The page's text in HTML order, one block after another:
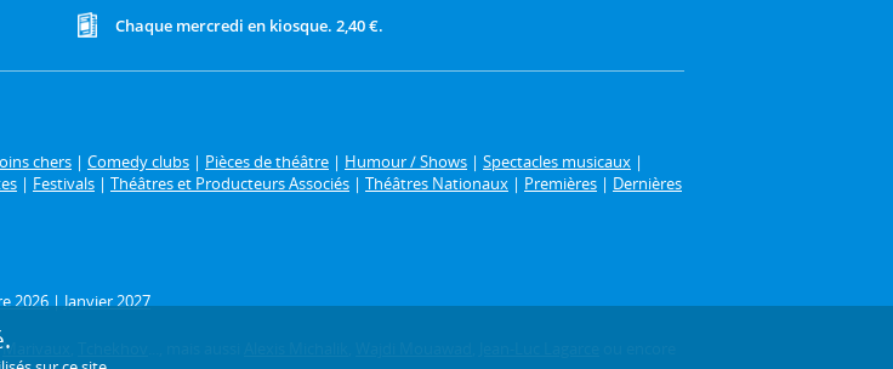
Chaque mercredi en kiosque. 2,40 €.
chers | Comedy clubs | Pièces de théâtre | Humour / Shows | Spectacles musicaux |
| Festivals | Théâtres et Producteurs Associés | Théâtres Nationaux | Premières | Dernières
2026 | Janvier 2027
Marivaux